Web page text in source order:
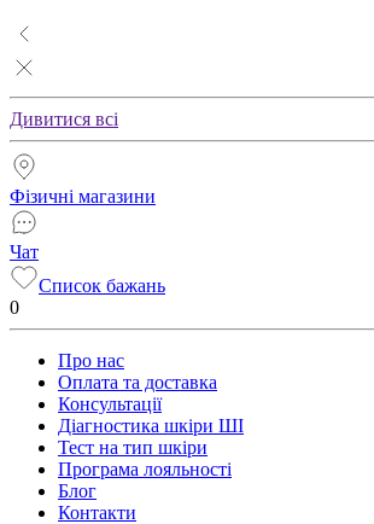
Дивитися всі
Фізичні магазини
Чат
Список бажань
0
Про нас
Оплата та доставка
Консультації
Діагностика шкіри ШІ
Тест на тип шкіри
Програма лояльності
Блог
Контакти